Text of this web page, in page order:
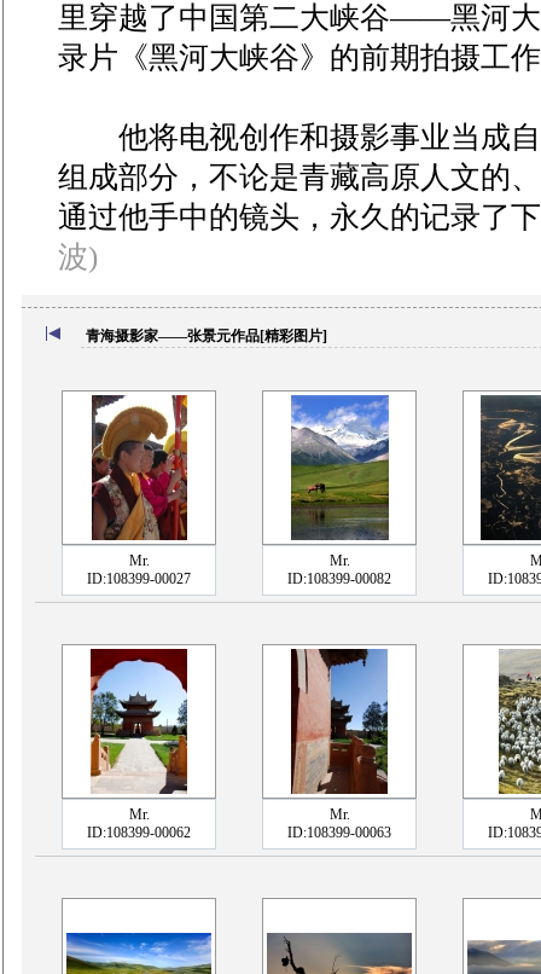
里穿越了中国第二大峡谷——黑河
录片《黑河大峡谷》的前期拍摄工
他将电视创作和摄影事业当成自
组成部分，不论是青藏高原人文的
通过他手中的镜头，永久的记录了
波)
青海摄影家——张景元作品[精彩图片]
Mr.
ID:108399-00027
Mr.
ID:108399-00082
Mr.
ID:108399-00062
Mr.
ID:108399-00063